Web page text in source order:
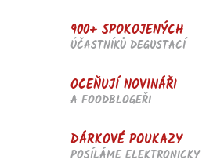
900+ SPOKOJENÝCH
ÚČASTNÍKŮ DEGUSTACÍ
OCEŇUJÍ NOVINÁŘI
A FOODBLOGEŘI
DÁRKOVÉ POUKAZY
POSÍLÁME ELEKTRONICKY